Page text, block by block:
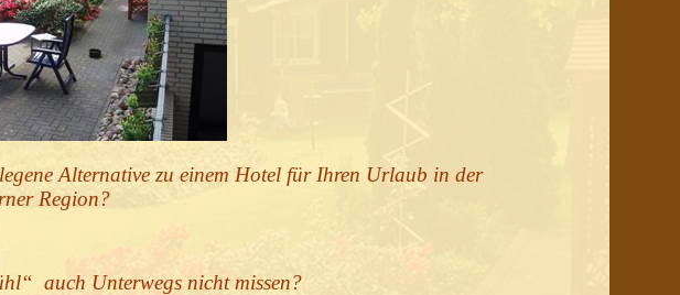
Alternative zu einem Hotel für Ihren Urlaub in der
Region?
auch Unterwegs nicht missen?